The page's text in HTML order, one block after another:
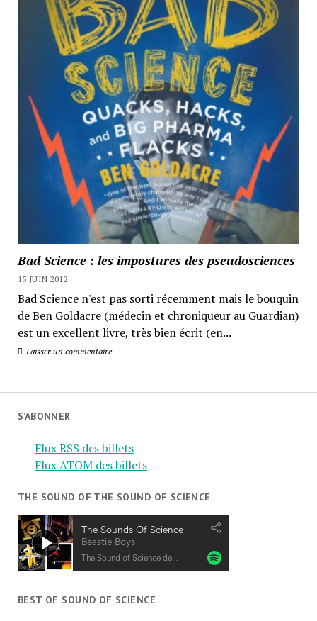
Bad Science : les impostures des pseudosciences
15 JUIN 2012
Bad Science n'est pas sorti récemment mais le bouquin
de Ben Goldacre (médecin et chroniqueur au Guardian)
est un excellent livre, très bien écrit (en...
Laisser un commentaire
S’ABONNER
Flux RSS des billets
Flux ATOM des billets
THE SOUND OF THE SOUND OF SCIENCE
BEST OF SOUND OF SCIENCE